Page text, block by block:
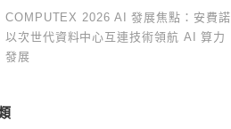
COMPUTEX 2026 AI 發展焦點：安費諾
以次世代資料中心互連技術領航 AI 算力
發展